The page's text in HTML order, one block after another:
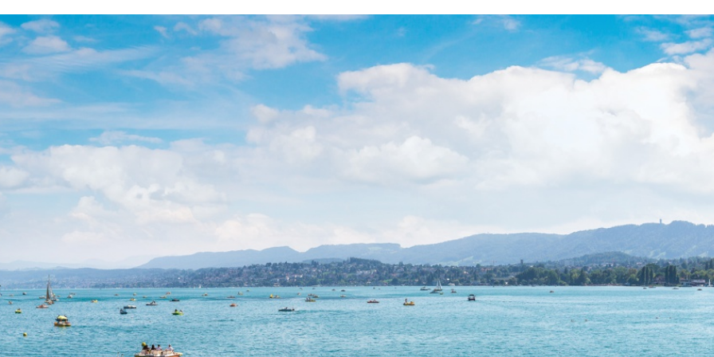
hinsichtlich der inhaltlichen Richtigkeit, Genauigkeit, Aktualität, Zuverlässigkeit und
wegen Schäden materieller oder immaterieller Art, welche aus dem Zugriff oder der
veröffentlichten Informationen, durch Missbrauch der Verbindung oder durch technische
ausgeschlossen. Alle Angebote sind unverbindlich. Der Autor behält es sich ausdrücklich
Angebot ohne gesonderte Ankündigung zu verändern, zu ergänzen, zu löschen oder die
einzustellen.
Dritter liegen ausserhalb unseres Verantwortungsbereichs. Es wird jegliche Verantwortung
Der Zugriff und die Nutzung solcher Webseiten erfolgen auf eigene Gefahr der Nutzerin oder
Rechte an Inhalten, Bildern, Fotos oder anderen Dateien auf der Website gehören
den speziell genannten Rechtsinhabern. Für die Reproduktion jeglicher Elemente ist die
im Voraus einzuholen.